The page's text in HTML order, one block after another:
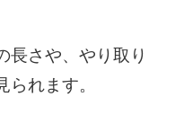
長さや、やり取り
れます。